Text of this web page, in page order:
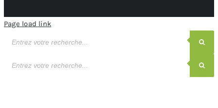
Page load link
de
de